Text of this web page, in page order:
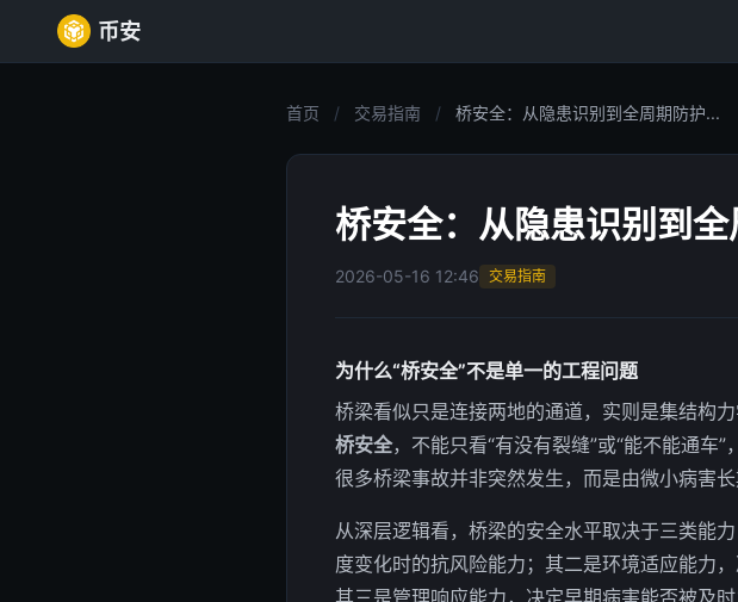
币安
首页 / 交易指南 / 桥安全：从隐患识别到全周期防护...
桥安全：从隐患识别到
2026-05-16 12:46 交易指南
为什么“桥安全”不是单一的工程问题
桥梁看似只是连接两地的通道，实则是集结构
桥安全，不能只看“有没有裂缝”或“能不能通车
很多桥梁事故并非突然发生，而是由微小病害
从深层逻辑看，桥梁的安全水平取决于三类能
度变化时的抗风险能力；其二是环境适应能力
其三是管理响应能力，决定早期病害能否被及时